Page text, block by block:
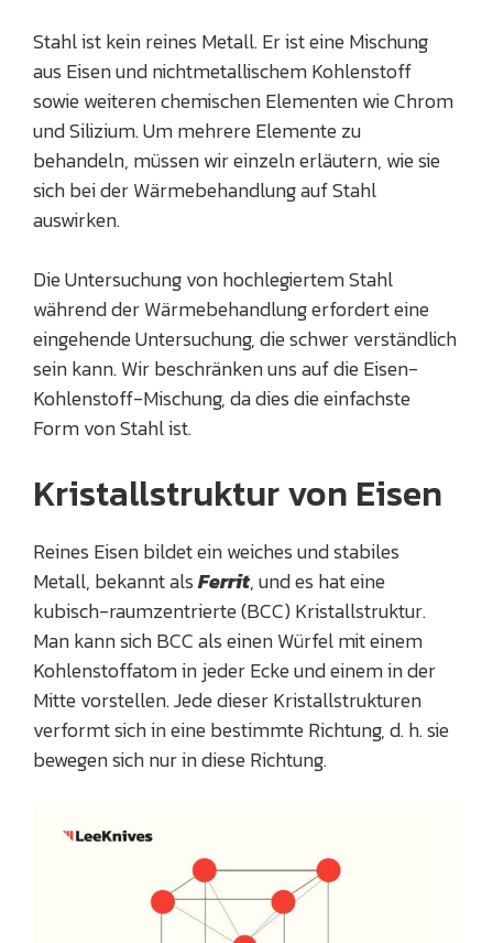
Stahl ist kein reines Metall. Er ist eine Mischung
aus Eisen und nichtmetallischem Kohlenstoff
sowie weiteren chemischen Elementen wie Chrom
und Silizium. Um mehrere Elemente zu
behandeln, müssen wir einzeln erläutern, wie sie
sich bei der Wärmebehandlung auf Stahl
auswirken.
Die Untersuchung von hochlegiertem Stahl
während der Wärmebehandlung erfordert eine
eingehende Untersuchung, die schwer verständlich
sein kann. Wir beschränken uns auf die Eisen-
Kohlenstoff-Mischung, da dies die einfachste
Form von Stahl ist.
Kristallstruktur von Eisen
Reines Eisen bildet ein weiches und stabiles
Metall, bekannt alsFerrit, und es hat eine
kubisch-raumzentrierte (BCC) Kristallstruktur.
Man kann sich BCC als einen Würfel mit einem
Kohlenstoffatom in jeder Ecke und einem in der
Mitte vorstellen. Jede dieser Kristallstrukturen
verformt sich in eine bestimmte Richtung, d. h. sie
bewegen sich nur in diese Richtung.